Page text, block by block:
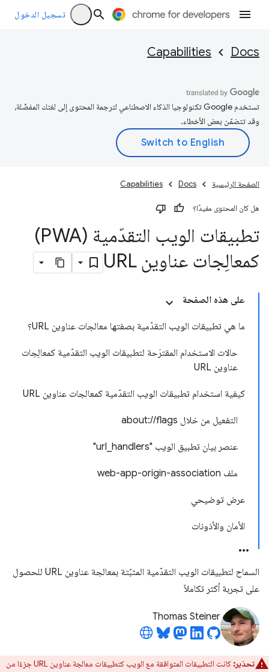
تسجيل الدخول
Docs
Capabilities
تستخدم Google تكنولوجيا الذكاء الاصطناعي لترجمة المحتوى إلى لغتك المفضّلة،
وقد تتضمّن بعض الأخطاء.
الصفحة الرئيسية Docs
Capabilities
هل كان المحتوى مفيدًا؟
تطبيقات الويب التقدّمية (PWA)
كمعالِجات عناوين URL
على هذه الصفحة
ما هي تطبيقات الويب التقدّمية بصفتها معالجات عناوين URL؟
حالات الاستخدام المقترَحة لتطبيقات الويب التقدّمية كمعالِجات
عناوين URL
كيفية استخدام تطبيقات الويب التقدّمية كمعالجات عناوين URL
التفعيل من خلال about://flags
عنصر بيان تطبيق الويب "url_handlers"
ملف web-app-origin-association
عرض توضيحي
الأمان والأذونات
السماح لتطبيقات الويب التقدّمية المثبّتة بمعالجة عناوين URL للحصول
على تجربة أكثر تكاملاً
Thomas Steiner
تحذير: كانت التطبيقات المتوافقة مع الويب كتطبيقات معالجة عناوين URL جزءًا من